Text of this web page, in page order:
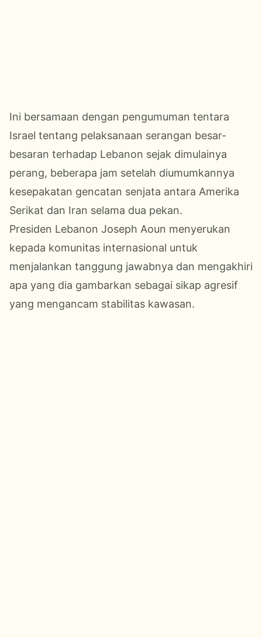
Ini bersamaan dengan pengumuman tentara
Israel tentang pelaksanaan serangan besar-
besaran terhadap Lebanon sejak dimulainya
perang, beberapa jam setelah diumumkannya
kesepakatan gencatan senjata antara Amerika
Serikat dan Iran selama dua pekan.
Presiden Lebanon Joseph Aoun menyerukan
kepada komunitas internasional untuk
menjalankan tanggung jawabnya dan mengakhiri
apa yang dia gambarkan sebagai sikap agresif
yang mengancam stabilitas kawasan.